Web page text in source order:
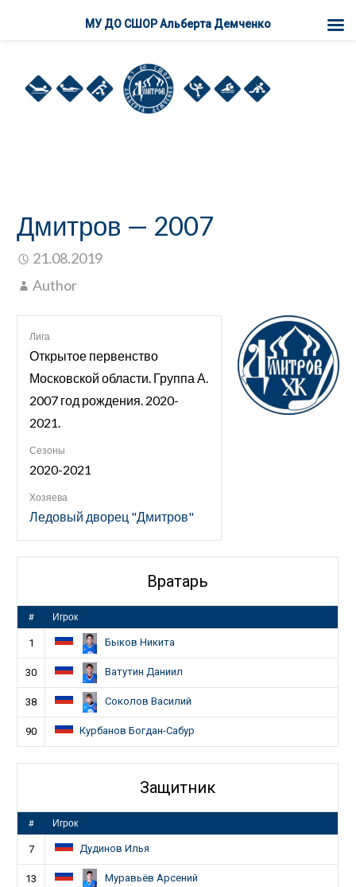
Дмитров — 2007
21.08.2019
Author
Лига
Открытое первенство
Московской области. Группа А.
2007 год рождения. 2020-
2021.
Сезоны
2020-2021
Хозяева
Ледовый дворец "Дмитров"
Вратарь
# Игрок
1 Быков Никита
30 Ватутин Даниил
38 Соколов Василий
90 Курбанов Богдан-Сабур
Защитник
# Игрок
7 Дудинов Илья
13 Муравьёв Арсений
МУ ДО СШОР Альберта Демченко